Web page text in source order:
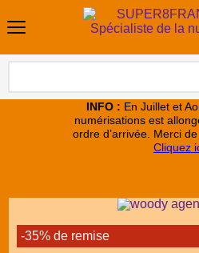
INFO : En Juillet et
numérisations est
ordre d’arrivée. Merci de
Cliquez
-35% de remise